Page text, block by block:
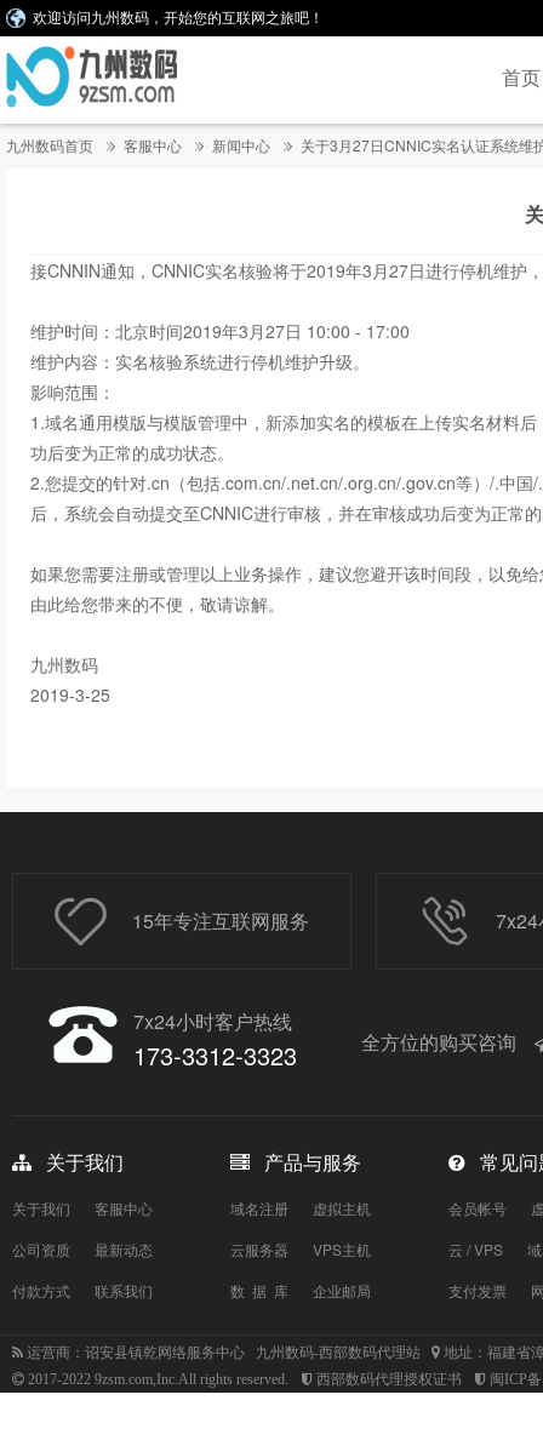
欢迎访问九州数码，开始您的互联网之旅吧！
首页
九州数码首页 客服中心 新闻中心 关于3月27日CNNIC实名认证系统维
接CNNIN通知，CNNIC实名核验将于2019年3月27日进行停机维护
维护时间：北京时间2019年3月27日 10:00 - 17:00
维护内容：实名核验系统进行停机维护升级。
影响范围：
1.域名通用模版与模版管理中，新添加实名的模板在上传实名材料
功后变为正常的成功状态。
2.您提交的针对.cn（包括.com.cn/.net.cn/.org.cn/.gov.cn等）/.中
后，系统会自动提交至CNNIC进行审核，并在审核成功后变为正常
如果您需要注册或管理以上业务操作，建议您避开该时间段，以免
由此给您带来的不便，敬请谅解。
九州数码
2019-3-25
15年专注互联网服务
7x24小时客户热线
173-3312-3323 全方位的购买咨询
关于我们
关于我们
客服中心
公司资质
最新动态
付款方式
联系我们
产品与服务
域名注册
虚拟主机
云服务器
VPS主机
数 据 库
企业邮局
常见问
会员帐号
云 / VPS
支付发票
运营商：诏安县镇乾网络服务中心 九州数码-西部数码代理站
地址：福建省
2017-2022 9zsm.com,Inc.All rights reserved.
西部数码代理授权证书 闽ICP